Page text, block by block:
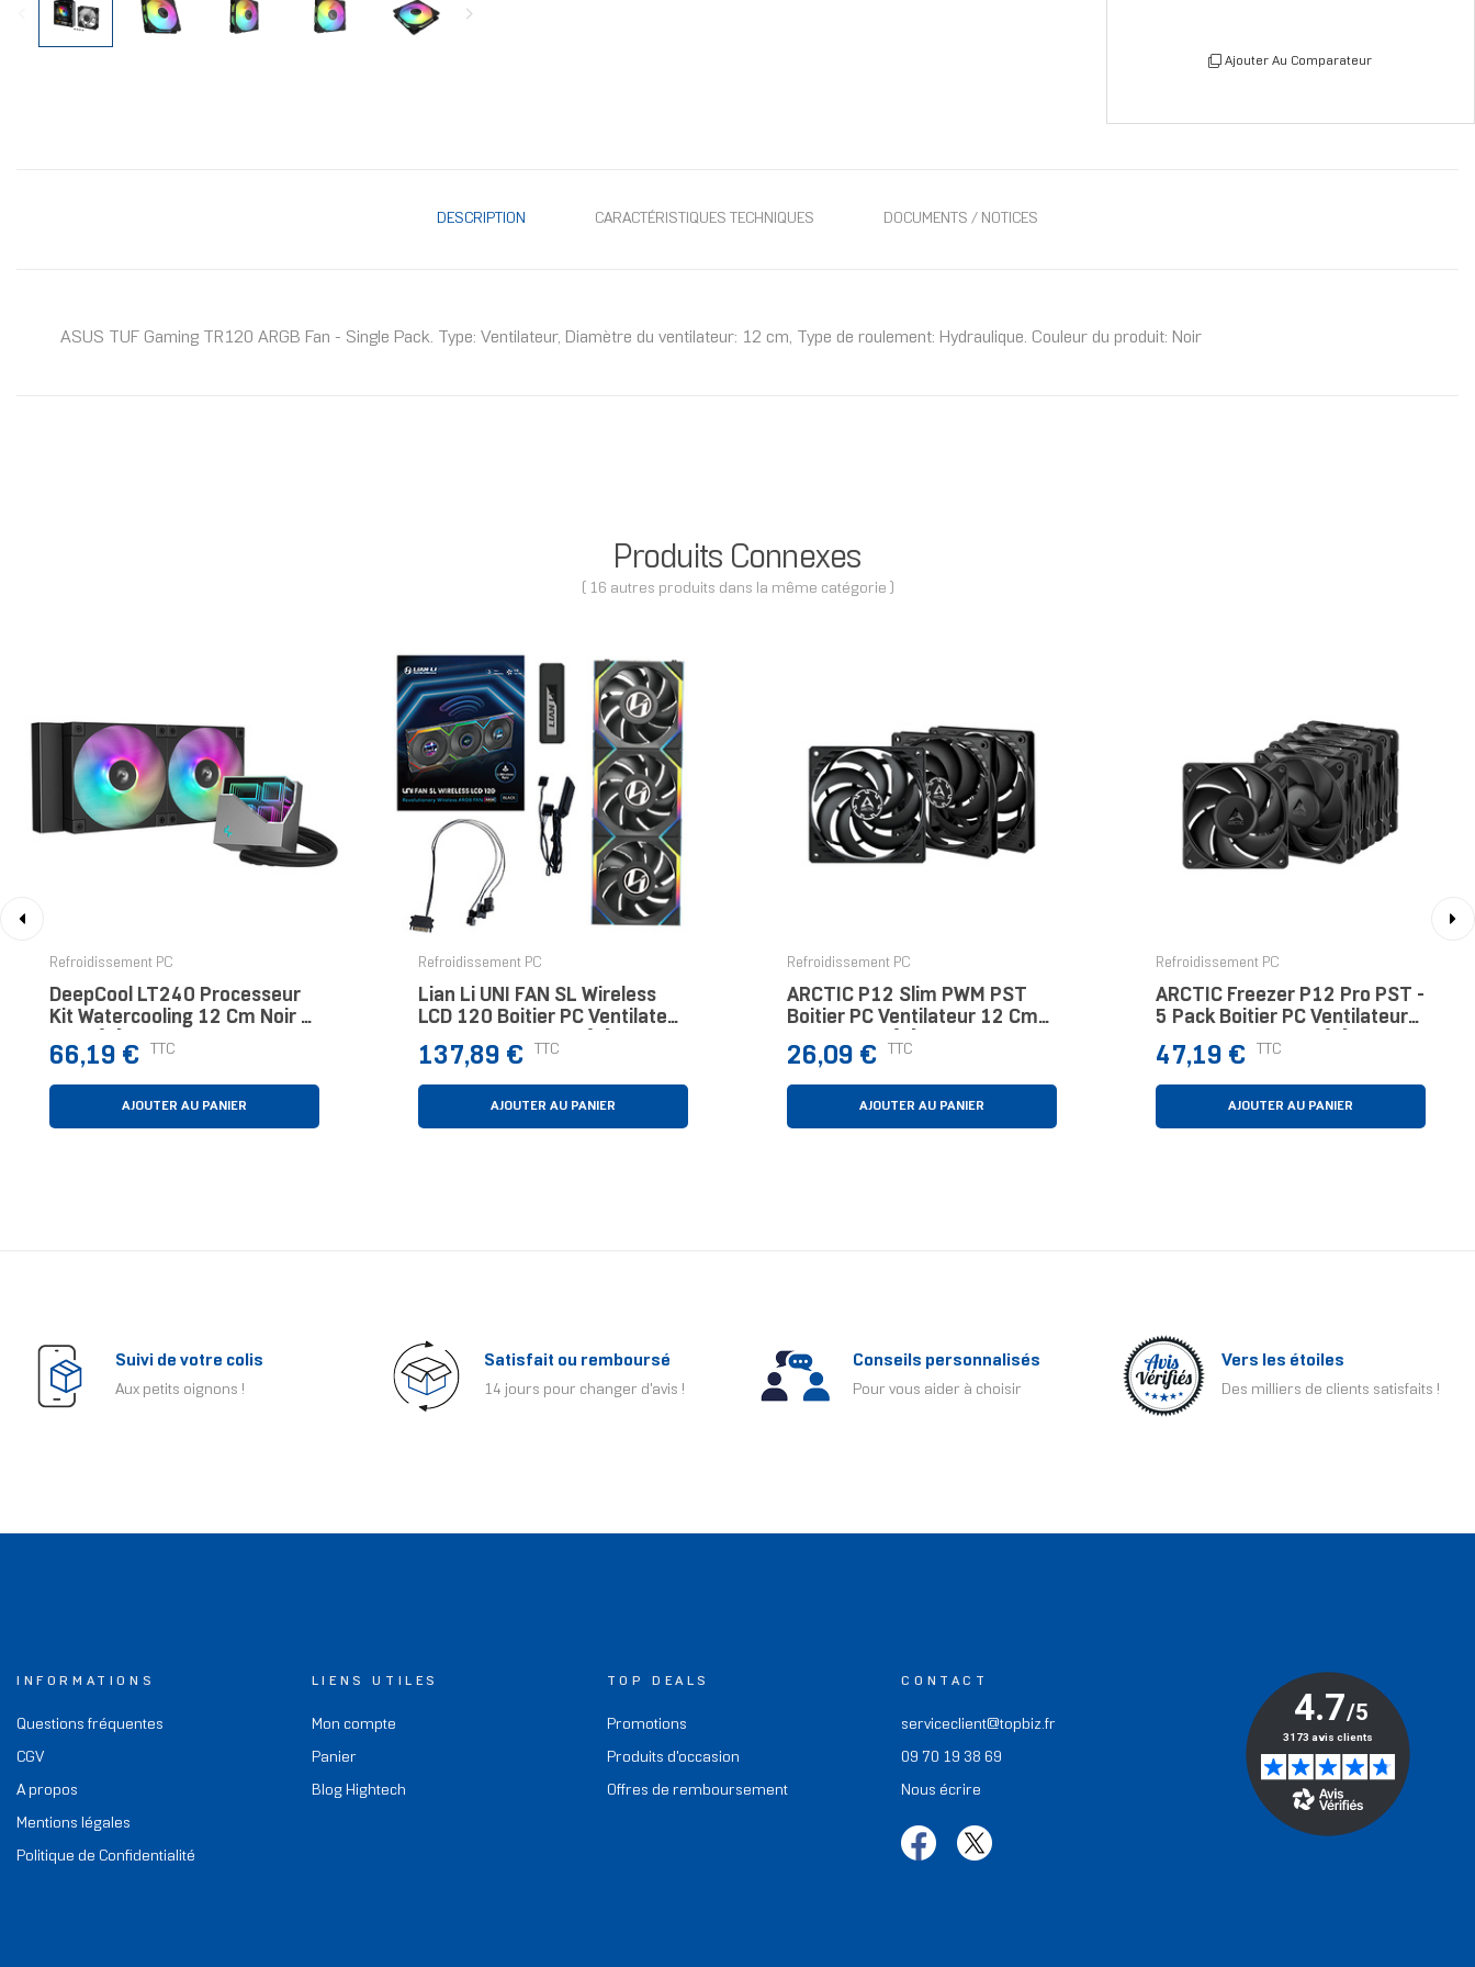
Ajouter Au Comparateur
DESCRIPTION CARACTÉRISTIQUES TECHNIQUES DOCUMENTS / NOTICES
ASUS TUF Gaming TR120 ARGB Fan - Single Pack. Type: Ventilateur, Diamètre du ventilateur: 12 cm, Type de roulement: Hydraulique. Couleur du produit: Noir
Produits Connexes
( 16 autres produits dans la même catégorie )
Refroidissement PC
DeepCool LT240 Processeur
Kit Watercooling 12 Cm Noir 1
Prix
66,19 € TTC
AJOUTER AU PANIER
Refroidissement PC
Lian Li UNI FAN SL Wireless
LCD 120 Boitier PC Ventilateur
12 Cm Noir 3 Pièce(s)
Prix
137,89 € TTC
AJOUTER AU PANIER
Refroidissement PC
ARCTIC P12 Slim PWM PST
Boitier PC Ventilateur 12 Cm
Noir 3 Pièce(s)
Prix
26,09 € TTC
AJOUTER AU PANIER
Refroidissement PC
ARCTIC Freezer P12 Pro PST -
5 Pack Boitier PC Ventilateur
12 Cm Noir 5 Pièce(s)
Prix
47,19 € TTC
AJOUTER AU PANIER
Suivi de votre colis
Aux petits oignons !
Satisfait ou remboursé
14 jours pour changer d'avis !
Conseils personnalisés
Pour vous aider à choisir
Vers les étoiles
Des milliers de clients satisfaits !
INFORMATIONS
Questions fréquentes
CGV
A propos
Mentions légales
Politique de Confidentialité
LIENS UTILES
Mon compte
Panier
Blog Hightech
TOP DEALS
Promotions
Produits d'occasion
Offres de remboursement
CONTACT
serviceclient@topbiz.fr
09 70 19 38 69
Nous écrire